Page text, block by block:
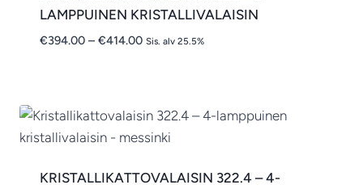
LAMPPUINEN KRISTALLIVALAISIN
€394.00 – €414.00Hintaluokka:
Sis. alv 25.5%
KRISTALLIKATTOVALAISIN 322.4 – 4-